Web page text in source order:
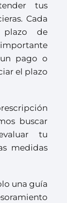
tus
Cada
de
pago o
el plazo
buscar
tu
medidas
una guía